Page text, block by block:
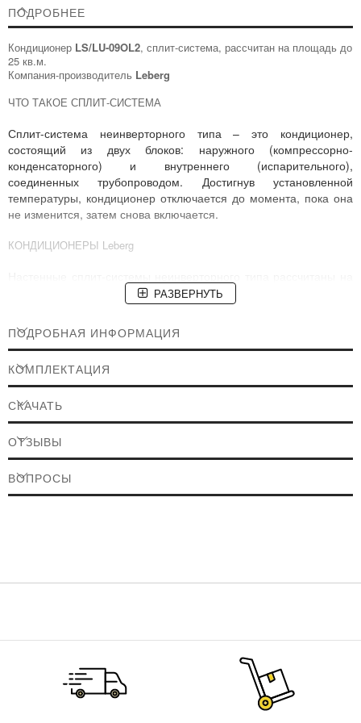
ПОДРОБНЕЕ
Кондиционер LS/LU-09OL2, сплит-система, рассчитан на площадь до
25 кв.м.
Компания-производитель Leberg
ЧТО ТАКОЕ СПЛИТ-СИСТЕМА
Сплит-система неинверторного типа – это кондиционер,
состоящий из двух блоков: наружного (компрессорно-
конденсаторного) и внутреннего (испарительного),
соединенных трубопроводом. Достигнув установленной
температуры, кондиционер отключается до момента, пока она
не изменится, затем снова включается.
КОНДИЦИОНЕРЫ Leberg
работу до -7°С. Работают в 4 режимах: охлаждение, обогрев,
вентиляция, осушение. В зависимости от модели подходят для
помещений площадью до 70 кв.м.
ФУНКЦИОНАЛЬНЫЕ ОСОБЕННОСТИ КОНДИЦИОНЕРОВ
работа на обогрев до -7°С
скрытый (при выключенном кондиционере) LED-дисплей
настройки пользователя будут сохранены
воздушных потоков
ТЕХНИЧЕСКИЕ ХАРАКТЕРИСТИКИ LS/LU-09OL2
РАЗВЕРНУТЬ
ПОДРОБНАЯ ИНФОРМАЦИЯ
КОМПЛЕКТАЦИЯ
СКАЧАТЬ
ОТЗЫВЫ
ВОПРОСЫ